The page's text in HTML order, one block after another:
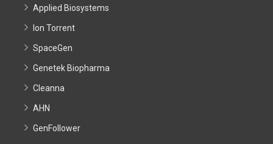
Applied Biosystems
Ion Torrent
SpaceGen
Genetek Biopharma
Cleanna
AHN
GenFollower